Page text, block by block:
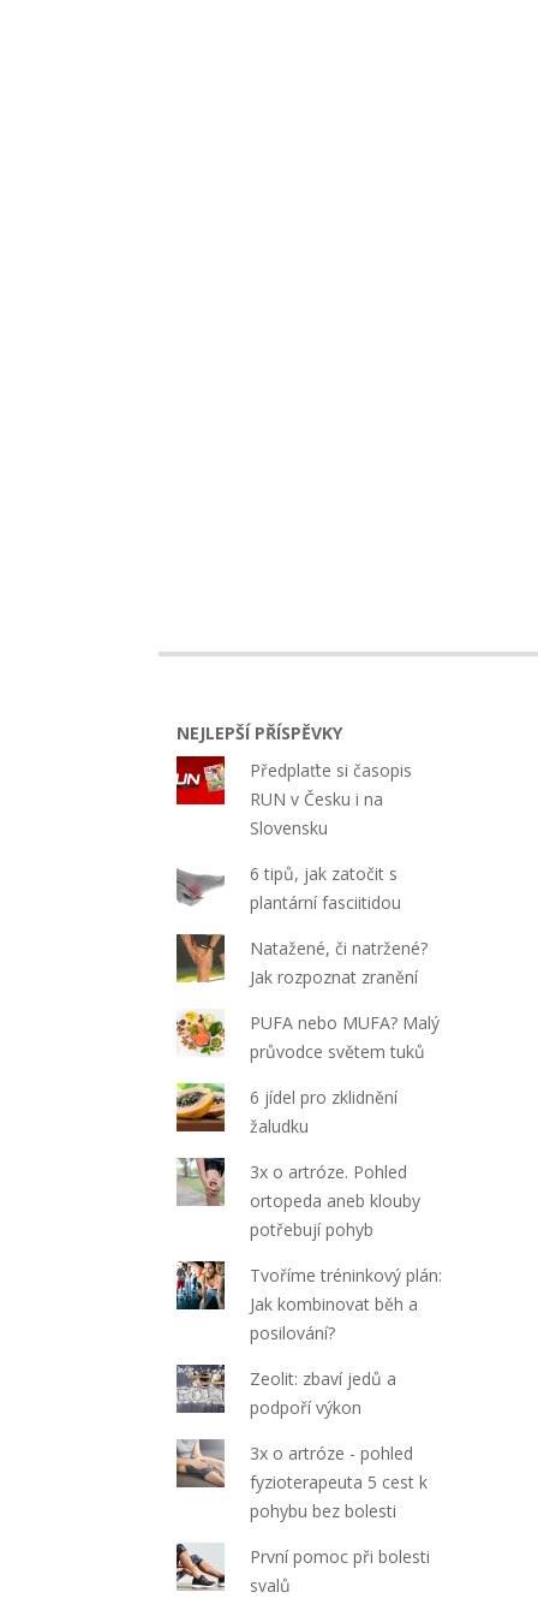
NEJLEPŠÍ PŘÍSPĚVKY
Předplaťte si časopis
RUN v Česku i na
Slovensku
6 tipů, jak zatočit s
plantární fasciitidou
Natažené, či natržené?
Jak rozpoznat zranění
PUFA nebo MUFA? Malý
průvodce světem tuků
6 jídel pro zklidnění
žaludku
3x o artróze. Pohled
ortopeda aneb klouby
potřebují pohyb
Tvoříme tréninkový plán:
Jak kombinovat běh a
posilování?
Zeolit: zbaví jedů a
podpoří výkon
3x o artróze - pohled
fyzioterapeuta 5 cest k
pohybu bez bolesti
První pomoc při bolesti
svalů